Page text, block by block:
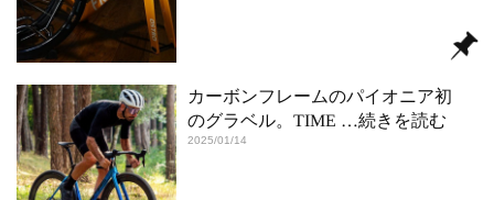
カーボンフレームのパイオニア初
のグラベル。TIME …続きを読む
2025/01/14